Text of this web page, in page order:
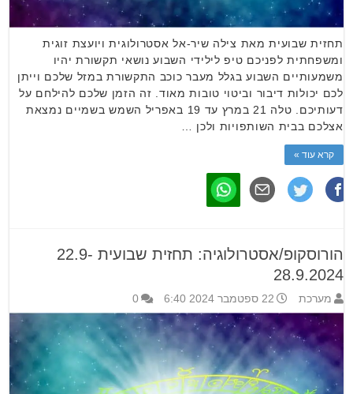
תחזית שבועית מאת צילה שיר-אל אסטרולוגית ויועצת זוגית
ומשפחתית לפניכם טיפ לילידי השבוע נושאי תקשורת יהיו
משמעותיים השבוע בגלל מעבר כוכב התקשורת במזל שלכם וייתן
לכם יכולות דיבור וביטוי טובות מאוד. זה הזמן שלכם להילחם על
דעותיכם. טלה 21 במרץ עד 19 באפריל השמש בשמיים נמצאת
אצלכם בבית השותפויות ולכן …
קרא עוד »
הורוסקופ/אסטרולוגיה: תחזית שבועית 22.9-
28.9.2024
מערכת 22 ספטמבר 2024 6:40 0